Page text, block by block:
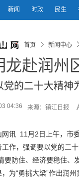
新闻 时政 民生
首页 新闻中心
龙赴润州
党的二十大精神
04:36 来源：镇江日报
网讯 11月2日上午，市
工作，强调要以党的二
要防住、经济要稳住、
为“勇挑大梁”作出润州